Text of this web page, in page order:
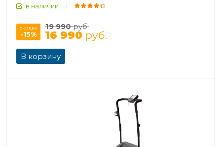
в наличии
скидка
-15%
19 990руб.
16 990 руб.
В корзину